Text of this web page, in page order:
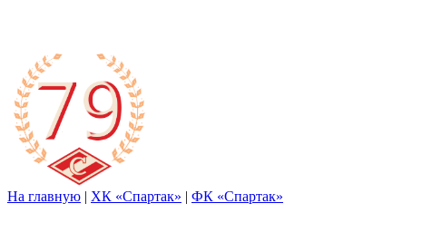
На главную | ХК «Спартак» | ФК «Спартак»